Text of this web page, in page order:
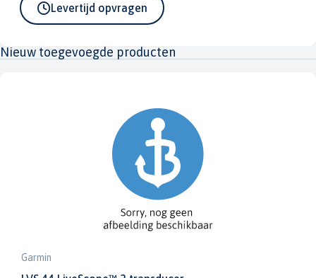
Levertijd opvragen
Nieuw toegevoegde producten
Garmin